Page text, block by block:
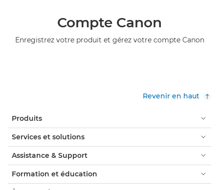
Compte Canon
Enregistrez votre produit et gérez votre compte Canon
Revenir en haut
Produits
Services et solutions
Assistance & Support
Formation et éducation